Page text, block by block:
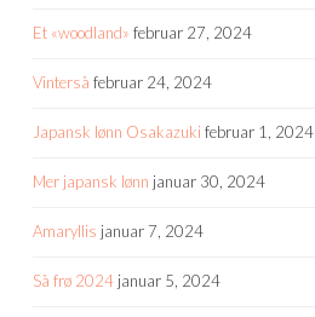
Et «woodland» februar 27, 2024
Vinterså februar 24, 2024
Japansk lønn Osakazuki februar 1, 2024
Mer japansk lønn januar 30, 2024
Amaryllis januar 7, 2024
Så frø 2024 januar 5, 2024